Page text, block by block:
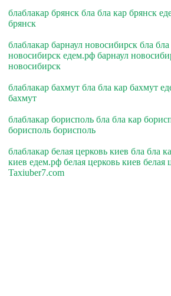
блаблакар брянск бла бла кар брянск
брянск
блаблакар барнаул новосибирск бла
новосибирск едем.рф барнаул
новосибирск
блаблакар бахмут бла бла кар бахмут
бахмут
блаблакар борисполь бла бла кар
борисполь борисполь
блаблакар белая церковь киев бла бла
киев едем.рф белая церковь киев белая
Taxiuber7.com